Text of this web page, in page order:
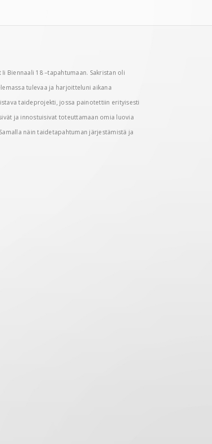
Biennaali 18 –tapahtumaan. Sakristan oli
tulevaa ja harjoitteluni aikana
taideprojekti, jossa painotettiin erityisesti
ja innostuisivat toteuttamaan omia luovia
näin taidetapahtuman järjestämistä ja